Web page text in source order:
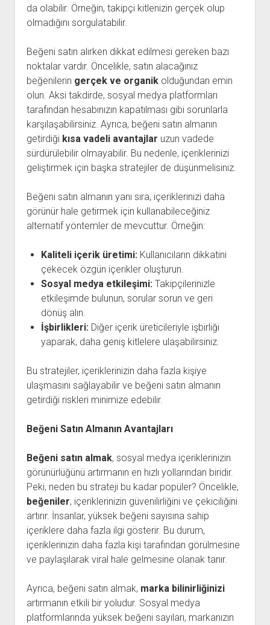
da olabilir. Örneğin, takipçi kitlenizin gerçek olup
olmadığını sorgulatabilir.
Beğeni satın alırken dikkat edilmesi gereken bazı
noktalar vardır. Öncelikle, satın alacağınız
beğenilerin gerçek ve organikolduğundan emin
olun. Aksi takdirde, sosyal medya platformları
tarafından hesabınızın kapatılması gibi sorunlarla
karşılaşabilirsiniz. Ayrıca, beğeni satın almanın
getirdiği kısa vadeli avantajlar uzun vadede
sürdürülebilir olmayabilir. Bu nedenle, içeriklerinizi
geliştirmek için başka stratejiler de düşünmelisiniz.
Beğeni satın almanın yanı sıra, içeriklerinizi daha
görünür hale getirmek için kullanabileceğiniz
alternatif yöntemler de mevcuttur. Örneğin:
Kaliteli içerik üretimi:Kullanıcıların dikkatini
çekecek özgün içerikler oluşturun.
Sosyal medya etkileşimi:Takipçilerinizle
etkileşimde bulunun, sorular sorun ve geri
dönüş alın.
İşbirlikleri:Diğer içerik üreticileriyle işbirliği
yaparak, daha geniş kitlelere ulaşabilirsiniz.
Bu stratejiler, içeriklerinizin daha fazla kişiye
ulaşmasını sağlayabilir ve beğeni satın almanın
getirdiği riskleri minimize edebilir.
Beğeni Satın Almanın Avantajları
Beğeni satın almak, sosyal medya içeriklerinizin
görünürlüğünü artırmanın en hızlı yollarından biridir.
Peki, neden bu strateji bu kadar popüler? Öncelikle,
beğeniler, içeriklerinizin güvenilirliğini ve çekiciliğini
artırır. İnsanlar, yüksek beğeni sayısına sahip
içeriklere daha fazla ilgi gösterir. Bu durum,
içeriklerinizin daha fazla kişi tarafından görülmesine
ve paylaşılarak viral hale gelmesine olanak tanır.
Ayrıca, beğeni satın almak, marka bilinirliğinizi
artırmanın etkili bir yoludur. Sosyal medya
platformlarında yüksek beğeni sayıları, markanızın